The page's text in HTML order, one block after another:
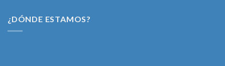
¿DÓNDE ESTAMOS?